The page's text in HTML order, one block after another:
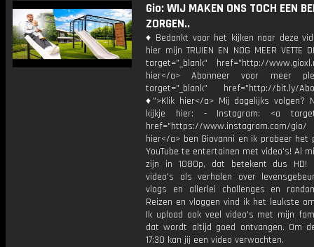
Gio: WIJ MAKEN ONS TOCH EEN
ZORGEN..
♦ Bedankt voor het kijken naar deze
hier mijn TRUIEN EN NOG MEER VETTE
target="_blank" href="http://
hier</a> Abonneer voor meer
target="_blank" href="http://bit.ly/
♦">Klik hier</a> Mij dagelijks volgen?
kijkje hier: - Instagram: <a
href="https://www.instagram.com/
hier</a> ben Giovanni en ik probeer het
YouTube te entertainen met video's! Al
zijn in 1080p, dat betekent dus HD!
video's als verhalen over
vlogs en allerlei challenges en
Reizen en vloggen vind ik het leukste
Ik upload ook veel video's met mijn
dat wordt altijd goed ontvangen. Om
17:30 kan jij een video verwachten.